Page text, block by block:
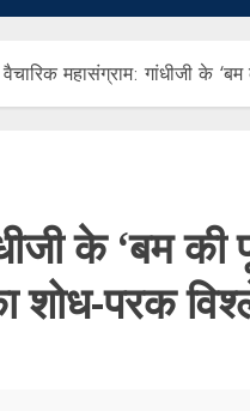
वैचारिक महासंग्राम: गांधीजी के
के ‘बम की
शोध-परक